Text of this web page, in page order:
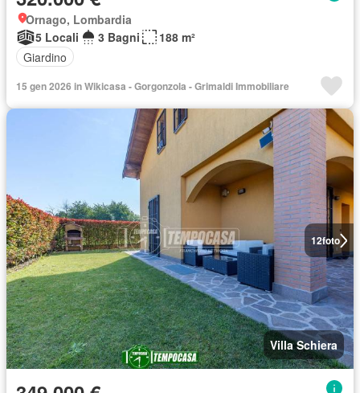
Ornago, Lombardia
5 Locali
3 Bagni
188 m²
Giardino
15 gen 2026 in Wikicasa - Gorgonzola - Grimaldi Immobiliare
12foto
Villa Schiera